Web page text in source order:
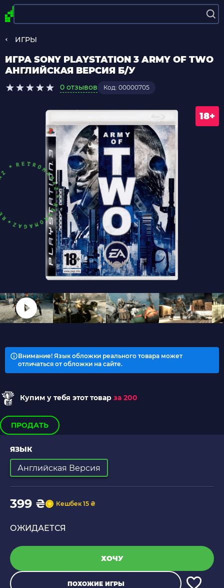
ИГРЫ
ИГРА SONY PLAYSTATION 3 ARMY OF TWO
АНГЛИЙСКАЯ ВЕРСИЯ Б/У
0 отзывов Код: 00000705
18+
Внимание! Язык обложки реального товара может
отличаться от обложки на сайте.
Купим у тебя этот товар за 200
ПРОДАТЬ
ЯЗЫК
Английская Версия
399 ₴ Кешбек 15 ₴
ОЖИДАЕТСЯ
ХОЧУ
ПОХОЖИЕ ИГРЫ